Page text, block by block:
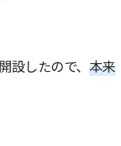
したので、 本来